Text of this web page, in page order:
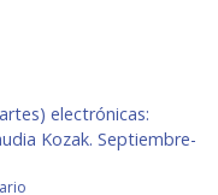
electrónicas:
Kozak. Septiembre-